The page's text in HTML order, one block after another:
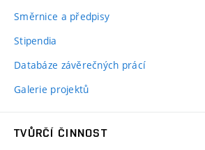
Směrnice a předpisy
Stipendia
Databáze závěrečných prácí
Galerie projektů
TVŮRČÍ ČINNOST